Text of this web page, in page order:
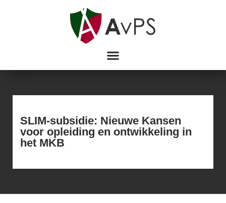
SLIM-subsidie: Nieuwe Kansen
voor opleiding en ontwikkeling in
het MKB